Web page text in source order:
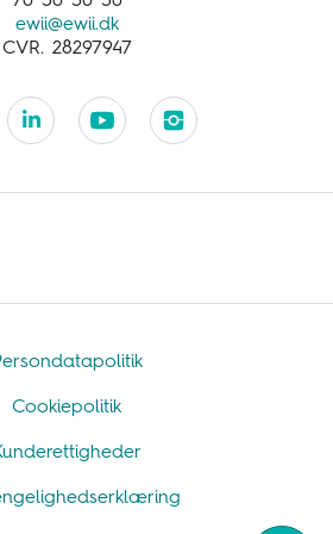
ewii@ewii.dk
CVR. 28297947
Cookiepolitik